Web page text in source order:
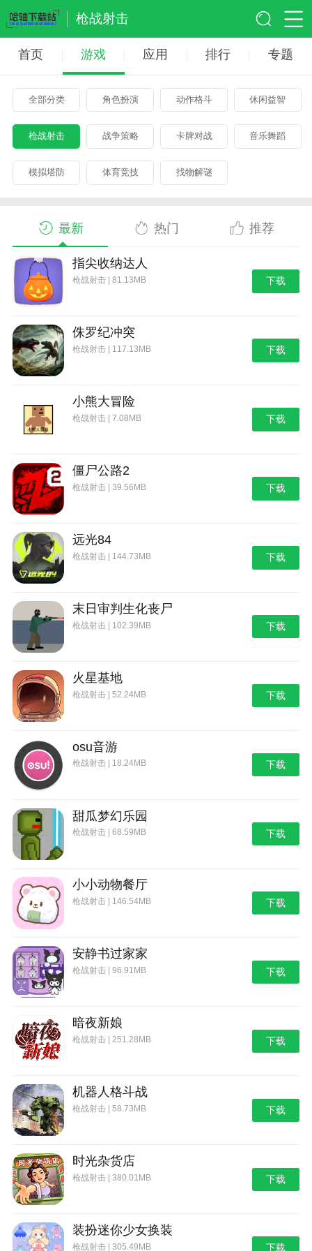
枪战射击
首页 游戏 应用 排行 专题
全部分类 角色扮演 动作格斗 休闲益智
枪战射击 战争策略 卡牌对战 音乐舞蹈
模拟塔防 体育竞技 找物解谜
最新 热门 推荐
指尖收纳达人
枪战射击 | 81.13MB 下载
侏罗纪冲突
枪战射击 | 117.13MB 下载
小熊大冒险
枪战射击 | 7.08MB 下载
僵尸公路2
枪战射击 | 39.56MB 下载
远光84
枪战射击 | 144.73MB 下载
末日审判生化丧尸
枪战射击 | 102.39MB 下载
火星基地
枪战射击 | 52.24MB 下载
osu音游
枪战射击 | 18.24MB 下载
甜瓜梦幻乐园
枪战射击 | 68.59MB 下载
小小动物餐厅
枪战射击 | 146.54MB 下载
安静书过家家
枪战射击 | 96.91MB 下载
暗夜新娘
枪战射击 | 251.28MB 下载
机器人格斗战
枪战射击 | 58.73MB 下载
时光杂货店
枪战射击 | 380.01MB 下载
装扮迷你少女换装
枪战射击 | 305.49MB 下载